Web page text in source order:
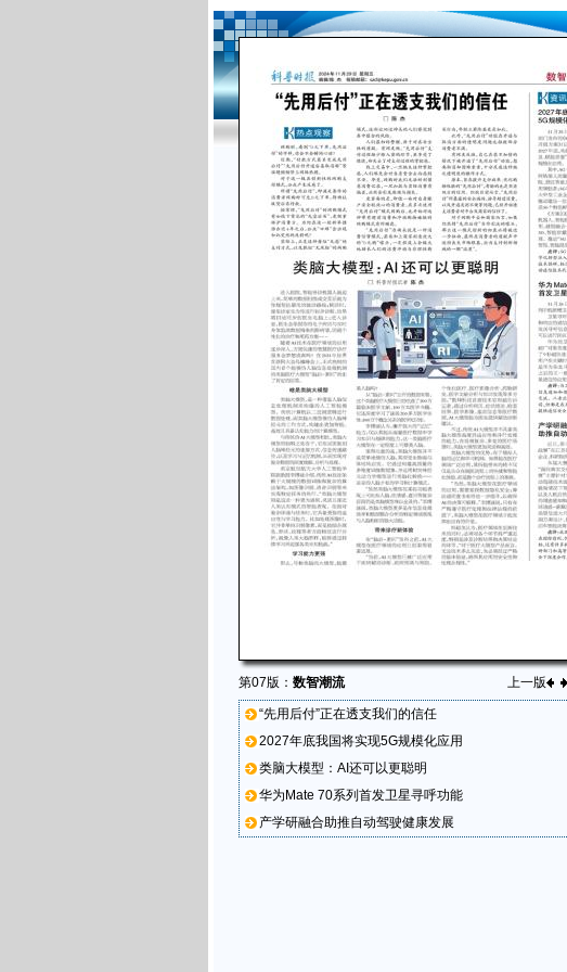
第07版： 数智潮流 上一版
“先用后付”正在透支我们的信任
2027年底我国将实现5G规模化应用
类脑大模型：AI还可以更聪明
华为Mate 70系列首发卫星寻呼功能
产学研融合助推自动驾驶健康发展